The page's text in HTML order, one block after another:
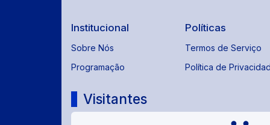
Institucional
Sobre Nós
Programação
Políticas
Termos de Serviço
Política de
Visitantes